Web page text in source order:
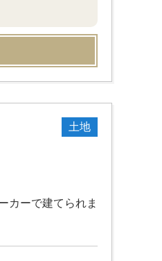
土地
カーで建てられま